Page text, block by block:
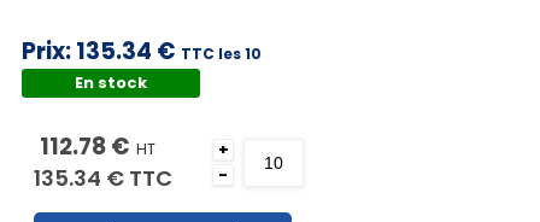
Prix:135.34 € TTC les 10
En stock
112.78 € HT
135.34 € TTC
+
-